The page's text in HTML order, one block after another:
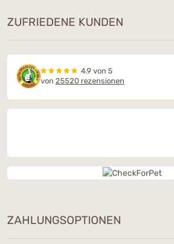
ZUFRIEDENE KUNDEN
4.9 von 5
von 25520 rezensionen
ZAHLUNGSOPTIONEN